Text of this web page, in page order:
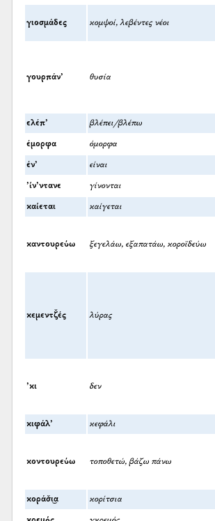
γιοσμάδες κομψοί, λεβέντες νέοι
γουρπάν’ θυσία
ελέπ’ βλέπει/βλέπω
έμορφα όμορφα
έν’ είναι
’ίν’ντανε γίνονται
καίεται καίγεται
καντουρεύω ξεγελάω, εξαπατάω, κοροϊδεύω
κεμεντζ̌ές λύρας
’κι δεν
κιφάλ’ κεφάλι
κοντουρεύω τοποθετώ, βάζω πάνω
κοράσ̌ι͜α κορίτσια